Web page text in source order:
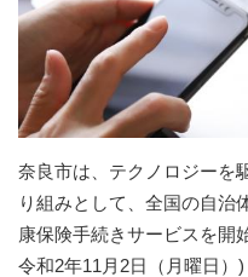
奈良市は、テクノロジーを
り組みとして、全国の自治
康保険手続きサービスを開
令和2年11月2日（月曜日）)